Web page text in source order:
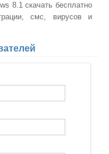
8.1 скачать бесплатно
смс, вирусов и